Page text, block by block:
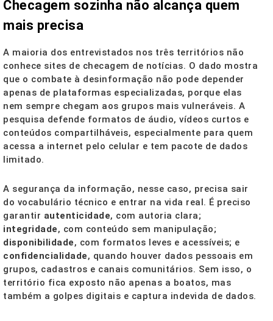
Checagem sozinha não alcança quem
mais precisa
A maioria dos entrevistados nos três territórios não
conhece sites de checagem de notícias. O dado mostra
que o combate à desinformação não pode depender
apenas de plataformas especializadas, porque elas
nem sempre chegam aos grupos mais vulneráveis. A
pesquisa defende formatos de áudio, vídeos curtos e
conteúdos compartilháveis, especialmente para quem
acessa a internet pelo celular e tem pacote de dados
limitado.
A segurança da informação, nesse caso, precisa sair
do vocabulário técnico e entrar na vida real. É preciso
garantir autenticidade, com autoria clara;
integridade, com conteúdo sem manipulação;
disponibilidade, com formatos leves e acessíveis; e
confidencialidade, quando houver dados pessoais em
grupos, cadastros e canais comunitários. Sem isso, o
território fica exposto não apenas a boatos, mas
também a golpes digitais e captura indevida de dados.